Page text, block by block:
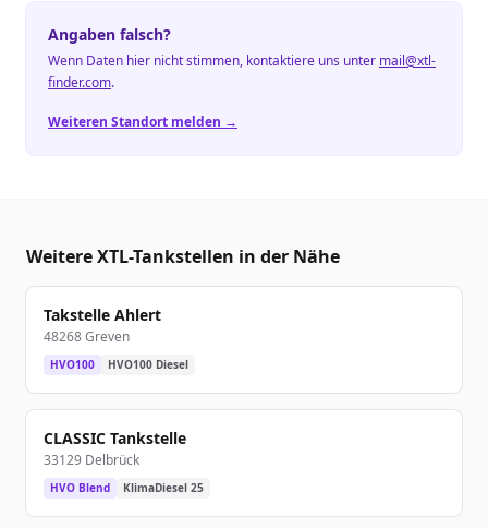
Angaben falsch?
Wenn Daten hier nicht stimmen, kontaktiere uns unter mail@xtl-
finder.com.
Weiteren Standort melden →
Weitere XTL-Tankstellen in der Nähe
Takstelle Ahlert
48268 Greven
HVO100 HVO100 Diesel
CLASSIC Tankstelle
33129 Delbrück
HVO Blend KlimaDiesel 25